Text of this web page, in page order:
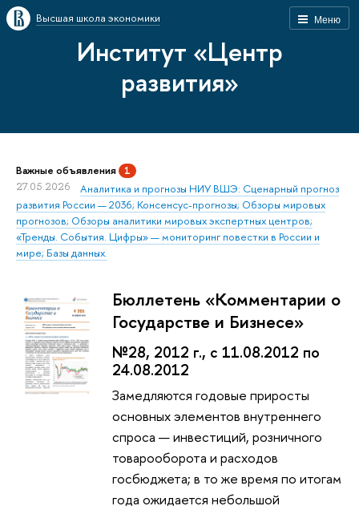
Меню
Высшая школа экономики
Институт «Центр
развития»
Важные объявления 1
27.05.2026
Аналитика и прогнозы НИУ ВШЭ: Сценарный прогноз
развития России — 2036; Консенсус-прогнозы; Обзоры мировых
прогнозов; Обзоры аналитики мировых экспертных центров;
«Тренды. События. Цифры» — мониторинг повестки в России и
мире; Базы данных.
Бюллетень «Комментарии о
Государстве и Бизнесе»
№28, 2012 г., с 11.08.2012 по
24.08.2012
Замедляются годовые приросты
основных элементов внутреннего
спроса — инвестиций, розничного
товарооборота и расходов
госбюджета; в то же время по итогам
года ожидается небольшой